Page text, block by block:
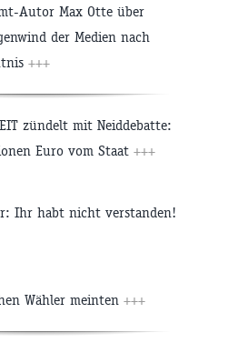
Autor Max Otte über
der Medien nach
+++
zündelt mit Neiddebatte:
Euro vom Staat +++
Ihr habt nicht verstanden!
Wähler meinten +++